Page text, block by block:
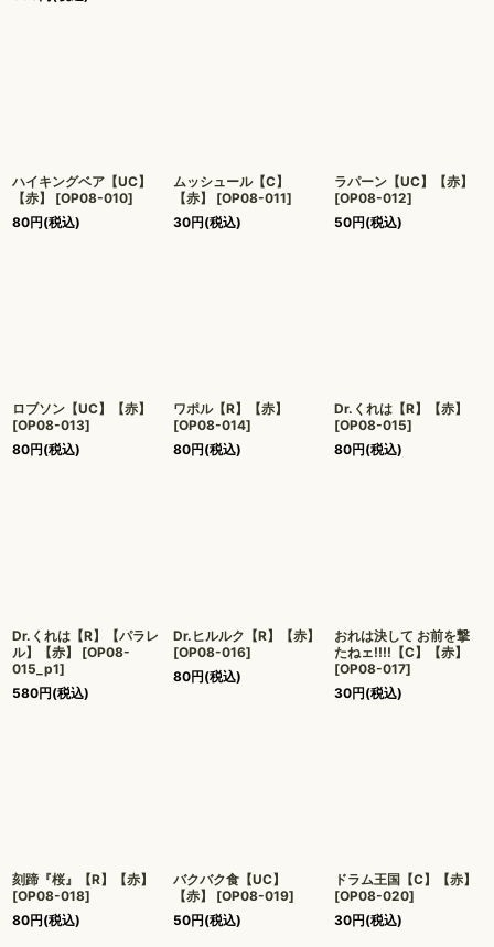
ハイキングベア【UC】
【赤】
[OP08-010]
80円(税込)
ムッシュール【C】
【赤】
[OP08-011]
30円(税込)
ラパーン【UC】【赤】
[OP08-012]
50円(税込)
ロブソン【UC】【赤】
[OP08-013]
80円(税込)
ワポル【R】【赤】
[OP08-014]
80円(税込)
Dr.くれは【R】【赤】
[OP08-015]
80円(税込)
Dr.くれは【R】【パラレ
ル】【赤】
[OP08-
015_p1]
580円(税込)
Dr.ヒルルク【R】【赤】
[OP08-016]
80円(税込)
おれは決して お前を撃
たねェ!!!!【C】【赤】
[OP08-017]
30円(税込)
刻蹄『桜』【R】【赤】
[OP08-018]
80円(税込)
バクバク食【UC】
【赤】
[OP08-019]
50円(税込)
ドラム王国【C】【赤】
[OP08-020]
30円(税込)